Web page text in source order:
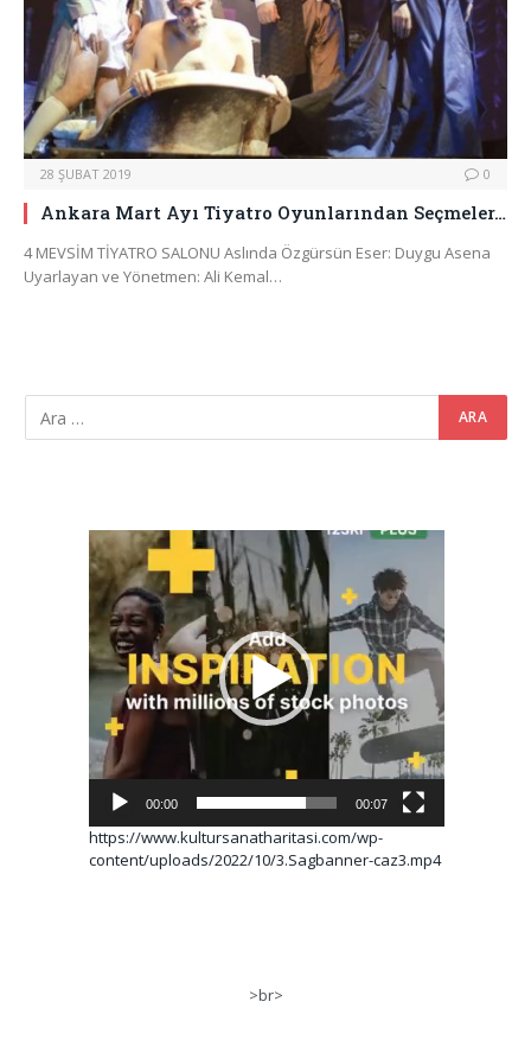
28 ŞUBAT 2019 0
Ankara Mart Ayı Tiyatro Oyunlarından Seçmeler…
4 MEVSİM TİYATRO SALONU Aslında Özgürsün Eser: Duygu Asena
Uyarlayan ve Yönetmen: Ali Kemal…
Video
oynatıcı
00:00 00:07
https://www.kultursanatharitasi.com/wp-
content/uploads/2022/10/3.Sagbanner-caz3.mp4
>br>